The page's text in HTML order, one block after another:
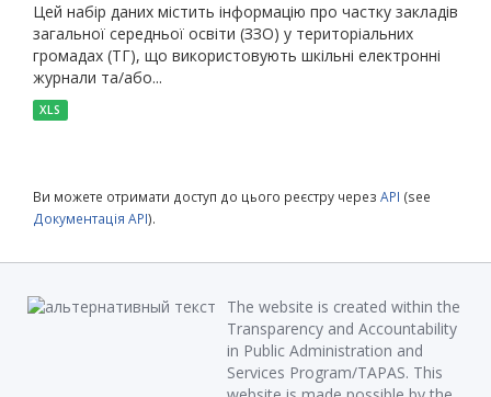
Цей набір даних містить інформацію про частку закладів
загальної середньої освіти (ЗЗО) у територіальних
громадах (ТГ), що використовують шкільні електронні
журнали та/або...
XLS
Ви можете отримати доступ до цього реєстру через API (see
Документація API).
The website is created within the
Transparency and Accountability
in Public Administration and
Services Program/TAPAS. This